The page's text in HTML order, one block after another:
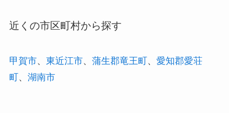
近くの市区町村から探す
甲賀市、 東近江市、 蒲生郡竜王町、 愛知郡愛荘
町、 湖南市